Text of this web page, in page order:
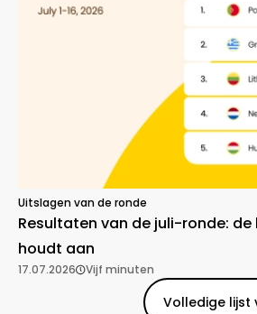
Uitslagen van de ronde
Resultaten van de juli-ronde:
houdt aan
17.07.2026 Vijf minuten
Volledige lijst